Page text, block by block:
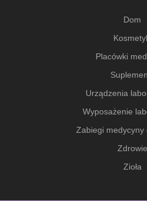
Dom
Placówki
Urządzenia
Wyposażenie
Zabiegi medycyny
Zdrowie
Zioła